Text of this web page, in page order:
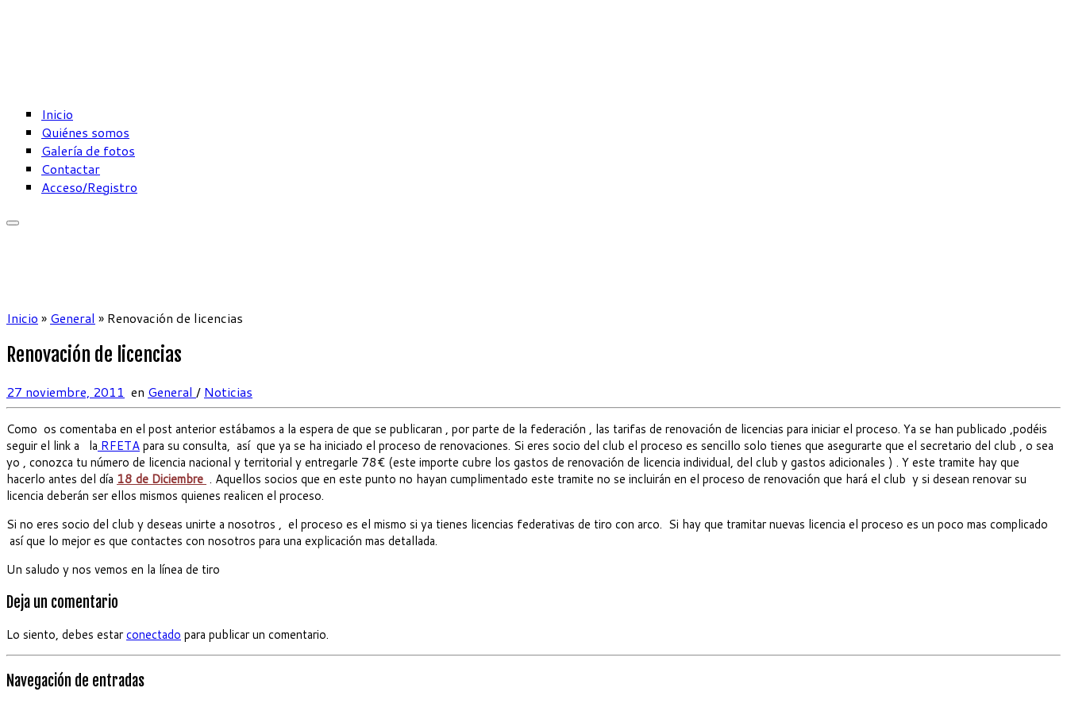
Inicio
Quiénes somos
Galería de fotos
Contactar
Acceso/Registro
Inicio » General » Renovación de licencias
Renovación de licencias
27 noviembre, 2011 en General / Noticias
Como os comentaba en el post anterior estábamos a la espera de que se publicaran , por parte de la federación , las tarifas de renovación de licencias para iniciar el proceso. Ya se han publicado ,podéis
seguir el link a la RFETApara su consulta, así que ya se ha iniciado el proceso de renovaciones. Si eres socio del club el proceso es sencillo solo tienes que asegurarte que el secretario del club , o sea
yo , conozca tu número de licencia nacional y territorial y entregarle 78€ (este importe cubre los gastos de renovación de licencia individual, del club y gastos adicionales ) . Y este tramite hay que
hacerlo antes del día 18 de Diciembre . Aquellos socios que en este punto no hayan cumplimentado este tramite no se incluirán en el proceso de renovación que hará el club y si desean renovar su
licencia deberán ser ellos mismos quienes realicen el proceso.
Si no eres socio del club y deseas unirte a nosotros , el proceso es el mismo si ya tienes licencias federativas de tiro con arco. Si hay que tramitar nuevas licencia el proceso es un poco mas complicado
así que lo mejor es que contactes con nosotros para una explicación mas detallada.
Un saludo y nos vemos en la línea de tiro
Deja un comentario
Lo siento, debes estarconectado para publicar un comentario.
Navegación de entradas